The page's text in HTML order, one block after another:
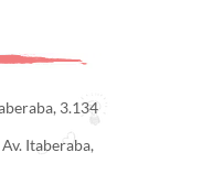
3.134
Av. Itaberaba,